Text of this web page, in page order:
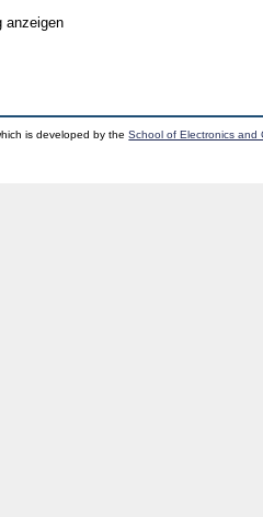
anzeigen
is developed by theSchool of Electronics and